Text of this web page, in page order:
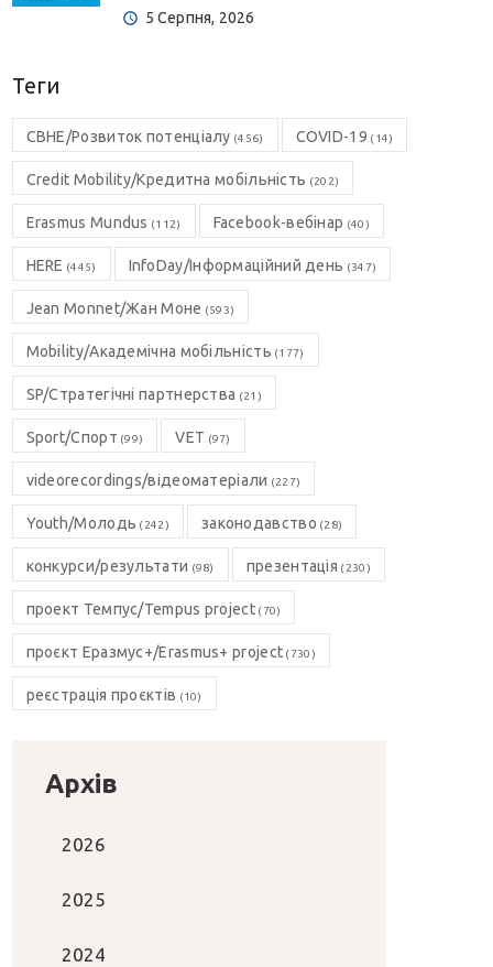
5 Серпня, 2026
Теги
CBHE/Розвиток потенціалу (456) COVID-19 (14)
Credit Mobility/Кредитна мобільність (202)
Erasmus Mundus (112) Facebook-вебінар (40)
HERE (445) InfoDay/Інформаційний день (347)
Jean Monnet/Жан Моне (593)
Mobility/Академічна мобільність (177)
SP/Стратегічні партнерства (21)
Sport/Спорт (99) VET (97)
videorecordings/відеоматеріали (227)
Youth/Молодь (242) законодавство (28)
конкурси/результати (98) презентація (230)
проект Темпус/Tempus project(70)
проєкт Еразмус+/Erasmus+ project (730)
реєстрація проєктів (10)
Архів
2026
2025
2024